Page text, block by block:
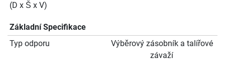
(D x Š x V)
Základní Specifikace
Typ odporu
Výběrový zásobník a talířové
závaží